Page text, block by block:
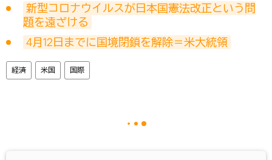
新型コロナウイルスが日本国憲法改正という問
題を遠ざける
4月12日までに国境閉鎖を解除＝米大統領
経済 米国 国際